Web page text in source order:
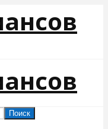
Поиск